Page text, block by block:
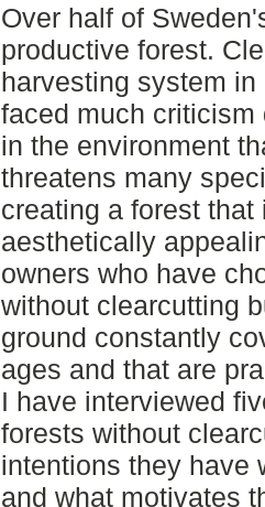
Over half of
productive forest.
harvesting system
faced much criticism
in the environment
threatens many
creating a forest
aesthetically
owners who have
without clearcutting
ground constantly
ages and that are
I have interviewed
forests without
intentions they have
and what motivates